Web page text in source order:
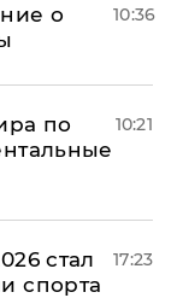
о
10:36
по
10:21
стал
спорта
17:23